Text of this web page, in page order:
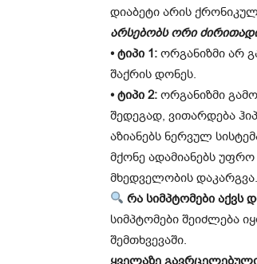
დიაბეტი არის
არსებობს ორი
• ტიპი 1: ორგანიზმი არ
შაქრის დონეს.
• ტიპი 2: ორგანიზმი
შედეგად, ვითარდება
აზიანებს ნერვულ
მქონე ადამიანებს
მხედველობის დაკარგვა.
რა სიმპტომები აქვს
სიმპტომები შეიძლება
შემთხვევაში.
ყველაზე გავრცელებული